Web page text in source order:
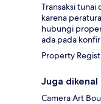
Transaksi
karena
hubungi
ada pada
Property
Juga dikenal
Camera Art